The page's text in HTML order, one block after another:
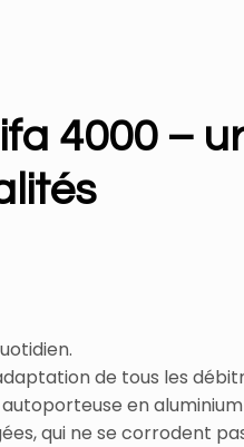
4000 –
de tous les
en
qui ne se corrodent